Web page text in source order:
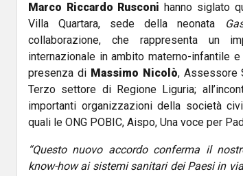
Marco Riccardo Rusconi hanno siglato
Villa Quartara, sede della neonata
collaborazione, che rappresenta un
internazionale in ambito materno-infantile
presenza di Massimo Nicolò, Assessore
Terzo settore di Regione Liguria;
importanti organizzazioni della società
quali le ONG POBIC, Aispo, Una voce per
“Questo nuovo accordo conferma il
know-how ai sistemi sanitari dei Paesi in